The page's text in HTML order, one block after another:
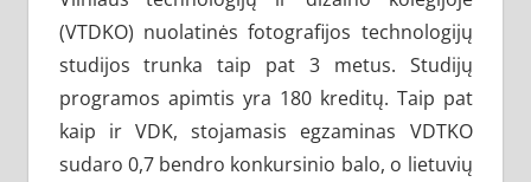
(VTDKO) nuolatinės fotografijos technologijų
studijos trunka taip pat 3 metus. Studijų
programos apimtis yra 180 kreditų. Taip pat
kaip ir VDK, stojamasis egzaminas VDTKO
sudaro 0,7 bendro konkursinio balo, o lietuvių